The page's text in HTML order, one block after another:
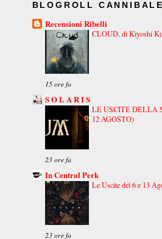
BLOGROLL CANNIBALE
Recensioni Ribelli
CLOUD, di Kiyoshi
15 ore fa
S O L A R I S
LE USCITE DELLA
12 AGOSTO)
23 ore fa
In Central Perk
Le Uscite del 6 e 13
23 ore fa